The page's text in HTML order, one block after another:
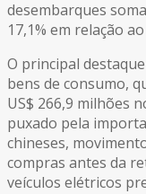
desembarques
17,1% em relação
O principal
bens de consumo,
US$ 266,9 milhões
puxado pela
chineses,
compras antes da
veículos elétricos